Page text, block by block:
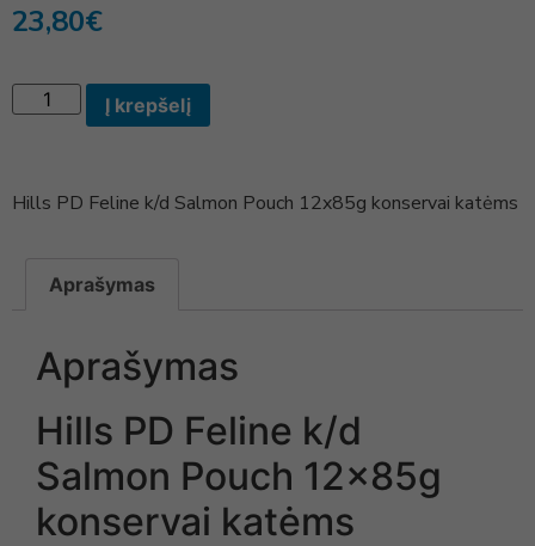
23,80€
Į krepšelį
Hills PD Feline k/d Salmon Pouch 12x85g konservai katėms
Aprašymas
Aprašymas
Hills PD Feline k/d
Salmon Pouch 12x85g
konservai katėms